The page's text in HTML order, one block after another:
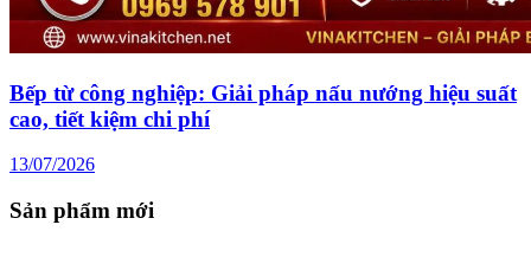
Bếp từ công nghiệp: Giải pháp nấu nướng hiệu suất
cao, tiết kiệm chi phí
13/07/2026
Sản phẩm mới